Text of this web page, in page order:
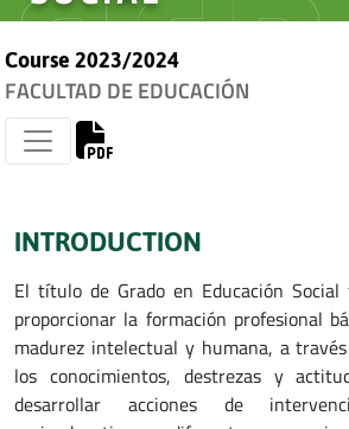
Course 2023/2024
FACULTAD DE EDUCACIÓN
INTRODUCTION
El título de Grado en Educación
proporcionar la formación profesional
madurez intelectual y humana, a
los conocimientos, destrezas y
desarrollar acciones de